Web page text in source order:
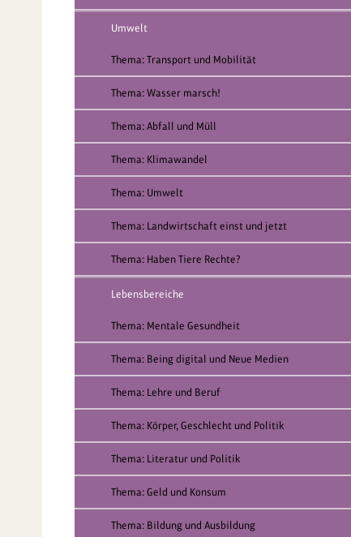
Umwelt
Thema: Transport und Mobilität
Thema: Wasser marsch!
Thema: Abfall und Müll
Thema: Klimawandel
Thema: Umwelt
Thema: Landwirtschaft einst und jetzt
Thema: Haben Tiere Rechte?
Lebensbereiche
Thema: Mentale Gesundheit
Thema: Being digital und Neue Medien
Thema: Lehre und Beruf
Thema: Körper, Geschlecht und Politik
Thema: Literatur und Politik
Thema: Geld und Konsum
Thema: Bildung und Ausbildung